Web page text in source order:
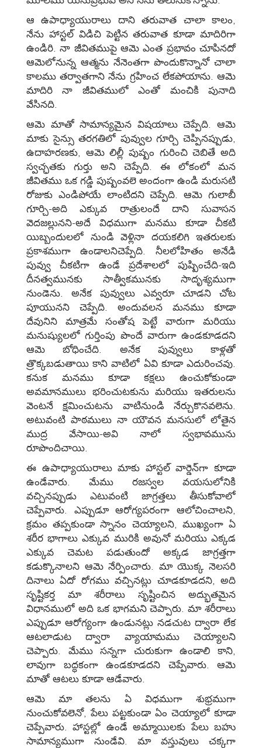
ఆ ఉపాధ్యాయురాలు దాని తరువాత చాలా కాలం,
నేను హాస్టల్‌ విడిచి పెట్టిన తరువాత కూడా మాదిరిగా
ఉండిరి. నా జీవితముపై ఆమె ఎంత ప్రభావం చూపినదో
ఆమెలోనున్న ఆత్మను నేనెంతగా పొందుకొన్నానో చాలా
కాలము తర్వాతగాని నేను గ్రహించ లేకపోయాను. ఆమె
మాదిరి నా జీవితములో ఎంతో మంచికి పునాది
వేసినది.
ఆమె మాతో సామాన్యమైన విషయాలు చెప్పేది. ఆమె
మాకు సైన్సు తరగతిలో పువ్వుల గూర్చి చెప్పినప్పుడు,
ఉదాహరణకు, ఆమె లిల్లీ పుష్పం గురించి చెబితే అది
స్వచ్ఛతకు గుర్తు అని చెప్పేది. ఈ లోకంలో మన
జీవితము ఒక గడ్డి పుష్పంవలె అందంగా ఉండి మరుసటి
రోజుకు ఎండిపోయే లాంటిదని చెప్పేది. ఆమె గులాబీ
గూర్చి-అది ఎక్కువ రాత్రులందే దాని సువాసన
వెదజల్లునని-అదే విధముగా మనము కూడా చీకటి
యిబ్బందులలో నుండి వెళ్లినా దయకలిగి ఇతరులకు
ప్రకాశముగా ఉండాలనిచెప్పేది. నీలలోహితం అనేడి
పువ్వు చీకటిగా ఉండే ప్రదేశాలలో పుష్పించేది-ఇది
దీనత్వమునకు సాత్వీకమునకు సాదృశ్యముగా
నుండెను. అనేక పువ్వులు ఎవ్వరూ చూడని చోట
పూయునని చెప్పేది. అందువలన మనము కూడా
దేవునిని మాత్రమే సంతోష పెట్టే వారుగా మరియు
మనుష్యులలో గుర్తింపు పొందే వారుగా ఉండకూడదని
ఆమె బోధించేది. అనేక పువ్వులు కాళ్లతో
త్రొక్కబడుతాయి కాని వాటిలో ఏవి కూడా ఎదురించవు.
కనుక మనము కూడా కక్షలు ఉంచుకోకుండా
అవమానములు భరించుటకును మరియు ఇతరులను
వెంటనే క్షమించుటను వాటినుండి నేర్చుకొనవలెను.
అటువంటి పాఠములు నా యౌవన మనసులో లోతైన
ముద్ర వేసాయి-అవి నాలో స్వభావమును
రూపొందిచాయి.
ఈ ఉపాధ్యాయురాలు మాకు హాస్టల్‌ వార్డెన్‌గా కూడా
ఉండేవారు. మేము రజస్వల వయసులోనికి
వచ్చినప్పుడు ఎటువంటి జాగ్రత్తలు తీసుకోవాలో
చెప్పేవారు. ఎప్పుడూ ఆరోగ్యపరంగా ఆలోచించాలని,
క్రమం తప్పకుండా స్నానం చెయ్యాలని, ముఖ్యంగా ఏ
శరీర భాగాలు ఎక్కువ మురికి అవునో మరియు ఎక్కడ
ఎక్కువ చెమట పడుతుందో అక్కడ జాగ్రత్తగా
కడుక్కొనాలని ఆమె నేర్పించారు. మా యొక్క నెలసరి
దినాలు ఏదో రోగము వచ్చినట్లు చూడకూడదని, అది
సృష్టికర్త మా శరీరాలు సృష్టించిన అద్భుతమైన
విధానములో అది ఒక భాగమని చెప్పారు. మా శరీరాలు
ఎప్పుడూ ఆరోగ్యంగా ఉండునట్లు నడచుట ద్వారా లేక
ఆటలాడుట ద్వారా వ్యాయామము చెయ్యాలని
చెప్పారు. మేము సన్నగా చురుకుగా ఉండాలి కాని,
లావుగా బద్ధకంగా ఉండకూడదని చెప్పేవారు. ఆమె
మాతో ఆటలు కూడా ఆడేవారు.
ఆమె మా తలను ఏ విధముగా శుభ్రముగా
నుంచుకోవలెనో, పేలు పట్టకుండా ఏం చెయ్యాలో కూడా
చెప్పేవారు. హాస్టల్లో ఉండే అమ్మాయిలకు పేలు బహు
సామాన్యముగా నుండేవి. మా వస్తువులు చక్కగా